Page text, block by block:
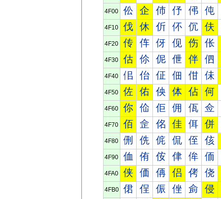
4F00 伀 企 伂 伃 伄 伅
4F10 伐 休 伒 伓 伔 伕
4F20 传 伡 伢 伣 伤 伥
4F30 估 伱 伲 伳 伴 伵
4F40 佀 佁 佂 佃 佄 佅
4F50 佐 佑 佒 体 佔 何
4F60 你 佡 佢 佣 佤 佥
4F70 佰 佱 佲 佳 佴 併
4F80 侀 侁 侂 侃 侄 侅
4F90 侐 侑 侒 侓 侔 侕
4FA0 侠 価 侢 侣 侤 侥
4FB0 侰 侱 侲 侳 侴 侵